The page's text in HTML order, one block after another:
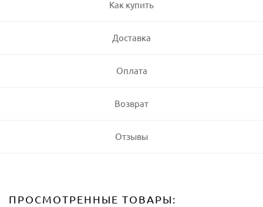
Как купить
Доставка
Оплата
Возврат
Отзывы
ПРОСМОТРЕННЫЕ ТОВАРЫ: